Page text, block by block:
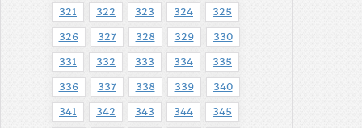
321 322 323 324 325
326 327 328 329 330
331 332 333 334 335
336 337 338 339 340
341 342 343 344 345